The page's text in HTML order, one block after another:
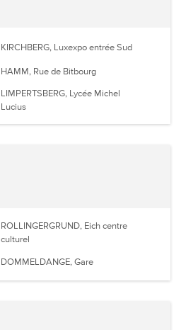
KIRCHBERG, Luxexpo entrée Sud
HAMM, Rue de Bitbourg
LIMPERTSBERG, Lycée Michel
Lucius
ROLLINGERGRUND, Eich centre
culturel
DOMMELDANGE, Gare